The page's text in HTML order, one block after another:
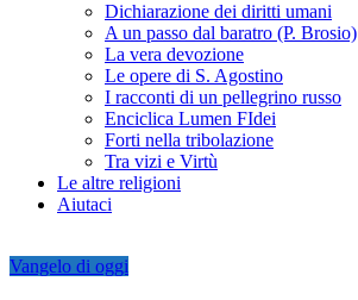
Dichiarazione dei diritti umani
A un passo dal baratro (P. Brosio)
La vera devozione
Le opere di S. Agostino
I racconti di un pellegrino russo
Enciclica Lumen FIdei
Forti nella tribolazione
Tra vizi e Virtù
Le altre religioni
Aiutaci
Vangelo di oggi